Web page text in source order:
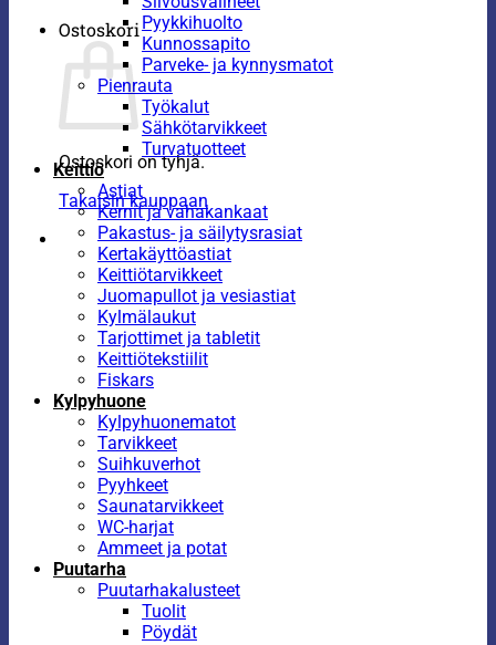
Ostoskori
Ostoskori on tyhjä.
Takaisin kauppaan
Pyykkihuolto
Kunnossapito
Parveke- ja kynnysmatot
Pienrauta
Työkalut
Sähkötarvikkeet
Turvatuotteet
Keittiö
Astiat
Kernit ja vahakankaat
Pakastus- ja säilytysrasiat
Kertakäyttöastiat
Keittiötarvikkeet
Juomapullot ja vesiastiat
Kylmälaukut
Tarjottimet ja tabletit
Keittiötekstiilit
Fiskars
Kylpyhuone
Kylpyhuonematot
Tarvikkeet
Suihkuverhot
Pyyhkeet
Saunatarvikkeet
WC-harjat
Ammeet ja potat
Puutarha
Puutarhakalusteet
Tuolit
Pöydät